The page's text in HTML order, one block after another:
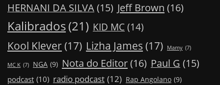
HERNANI DA SILVA(15) Jeff Brown (16)
Kalibrados(21) KID MC (14)
Kool Klever (17) Lizha James (17) Mamy (7)
MC K (7) NGA (9) Nota do Editor(16) Paul G (15)
podcast (10) radio podcast (12) Rap Angolano (9)